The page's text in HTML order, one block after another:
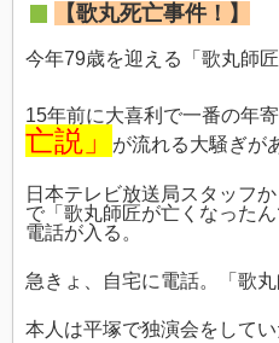
【歌丸死亡事件！】
今年79歳を迎える「歌丸師匠
15年前に大喜利で一番の年
亡説」
が流れる大騒ぎが
日本テレビ放送局スタッフ
で「歌丸師匠が亡くなった
電話が入る。
急きょ、自宅に電話。「歌丸
本人は平塚で独演会をしてい